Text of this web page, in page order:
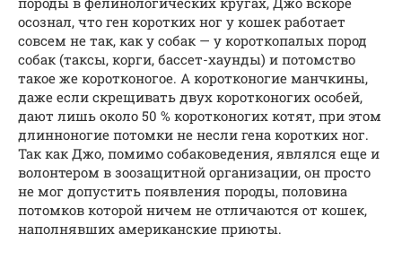
осознал, что ген коротких ног у кошек работает
совсем не так, как у собак — у короткопалых пород
собак (таксы, корги, бассет-хаунды) и потомство
такое же коротконогое. А коротконогие манчкины,
даже если скрещивать двух коротконогих особей,
дают лишь около 50 % коротконогих котят, при этом
длинноногие потомки не несли гена коротких ног.
Так как Джо, помимо собаковедения, являлся еще и
волонтером в зоозащитной организации, он просто
не мог допустить появления породы, половина
потомков которой ничем не отличаются от кошек,
наполнявших американские приюты.